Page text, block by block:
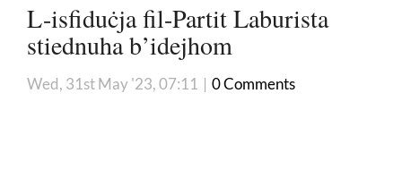
L-isfiduċja fil-Partit Laburista
stiednuha b’idejhom
Wed, 31st May '23, 07:11 | 0 Comments